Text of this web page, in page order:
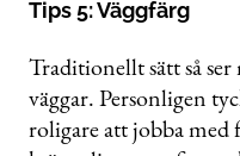
Tips 5: Väggfärg
Traditionellt sätt så
väggar. Personligen
roligare att jobba med